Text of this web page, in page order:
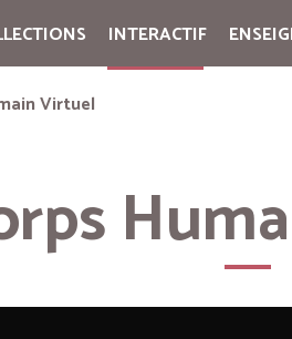
INTERACTIF
Virtuel